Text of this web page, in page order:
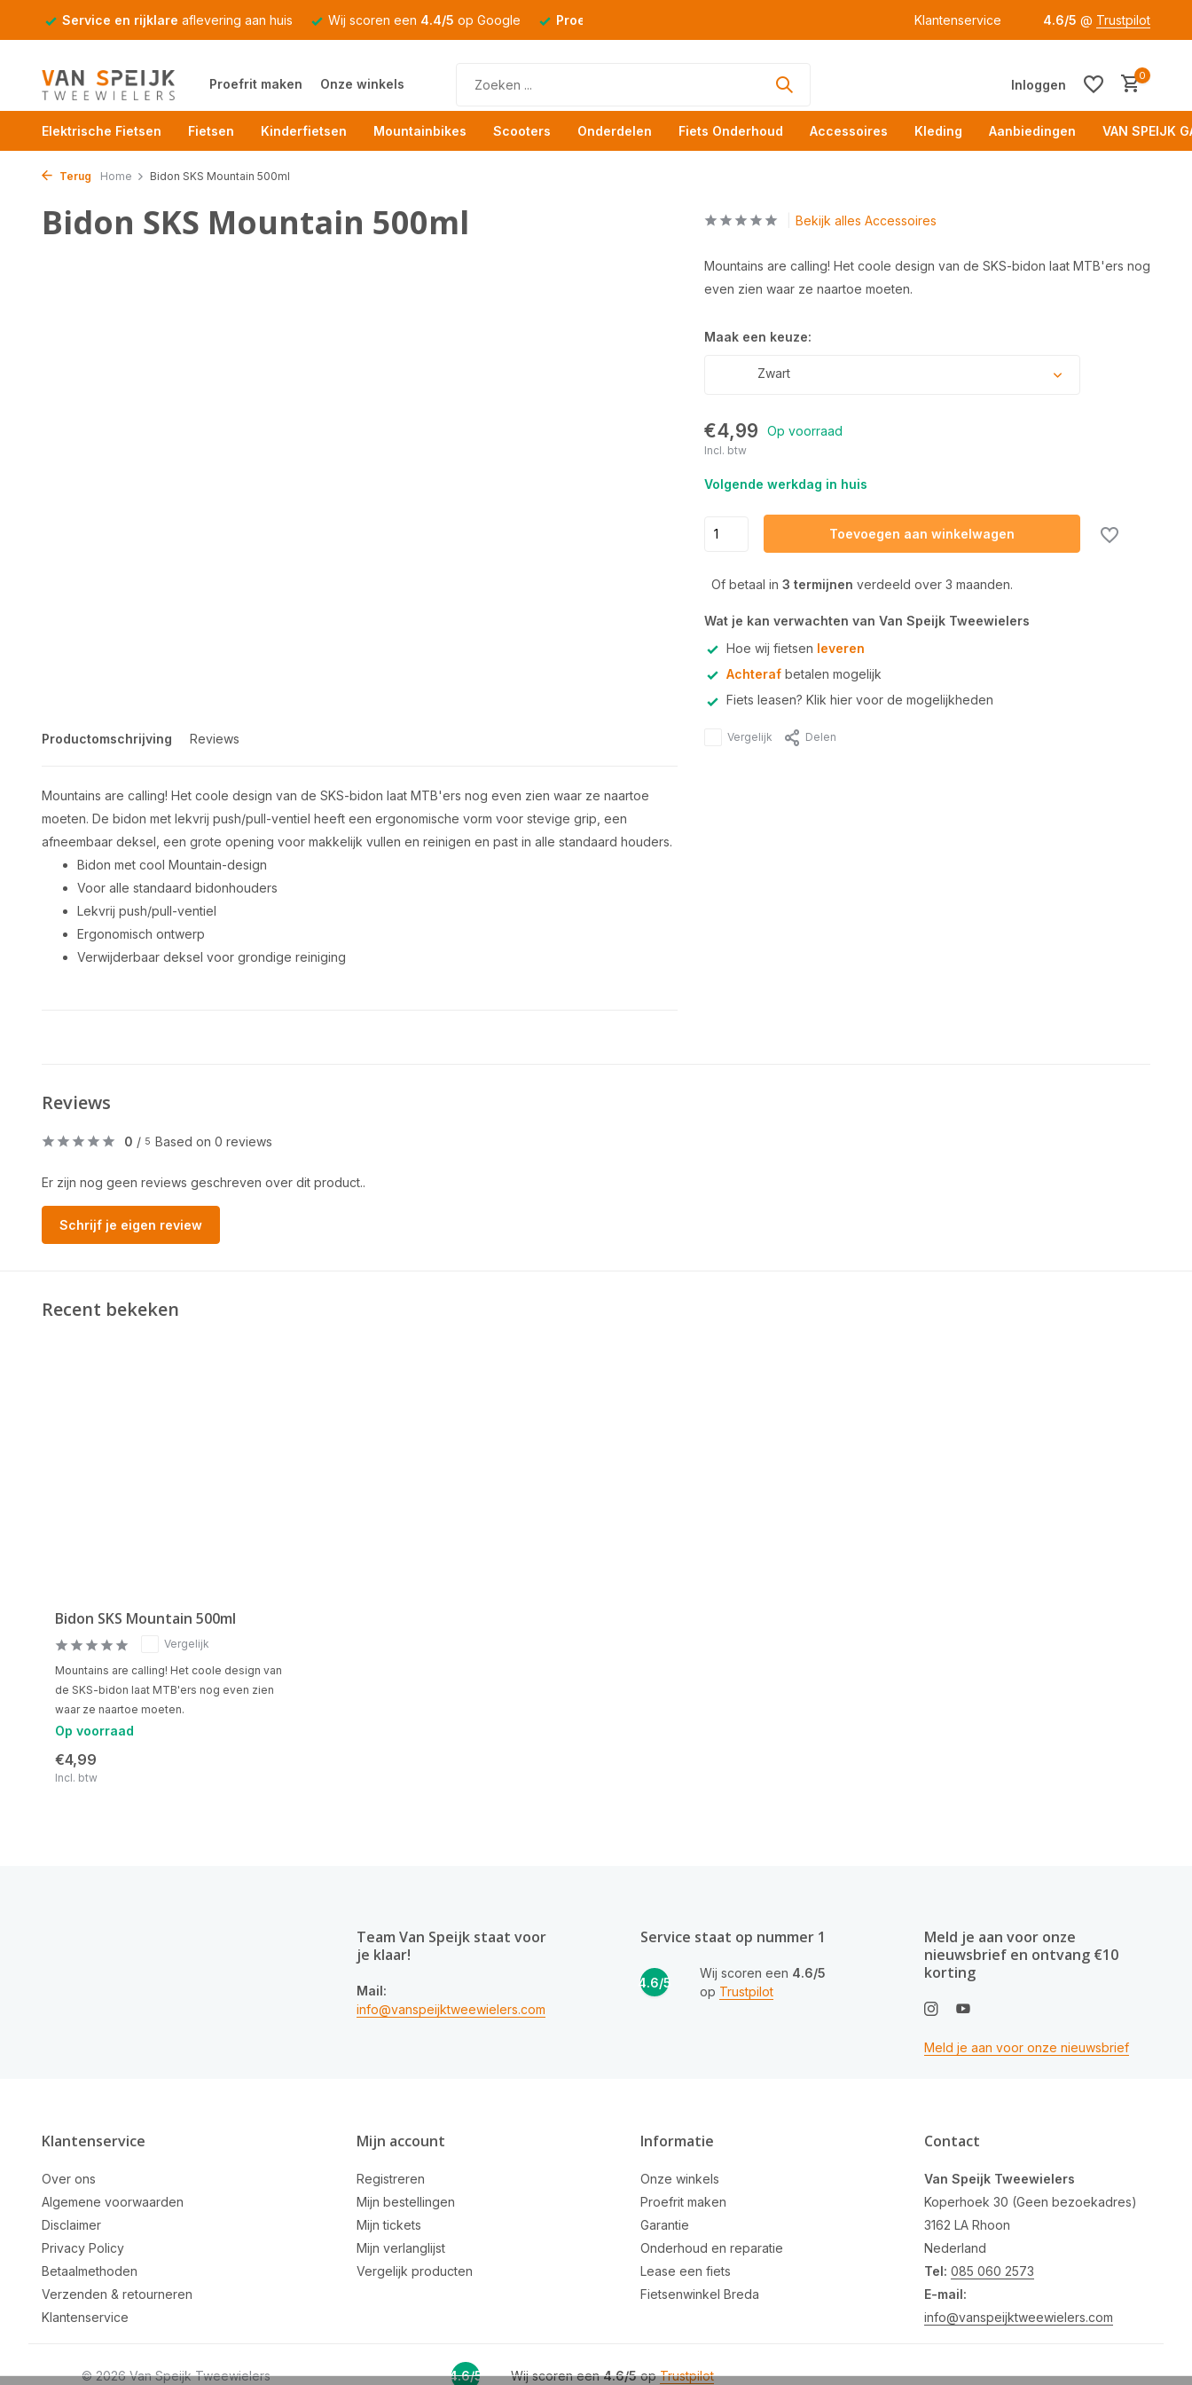
Service en rijklare aflevering aan huis Wij scoren een 4.4/5 op Google Proefrit Klantenservice 4.6/5 @ Trustpilot
Proefrit maken Onze winkels Inloggen
0
Elektrische Fietsen Fietsen Kinderfietsen Mountainbikes Scooters Onderdelen Fiets Onderhoud Accessoires Kleding Aanbiedingen VAN SPEIJK
Terug Home Bidon SKS Mountain 500ml
Bidon SKS Mountain 500ml
Productomschrijving Reviews
Mountains are calling! Het coole design van de SKS-bidon laat MTB'ers nog even zien waar ze naartoe
moeten. De bidon met lekvrij push/pull-ventiel heeft een ergonomische vorm voor stevige grip, een
afneembaar deksel, een grote opening voor makkelijk vullen en reinigen en past in alle standaard houders.
Bidon met cool Mountain-design
Voor alle standaard bidonhouders
Lekvrij push/pull-ventiel
Ergonomisch ontwerp
Verwijderbaar deksel voor grondige reiniging
Bekijk alles Accessoires
Mountains are calling! Het coole design van de SKS-bidon laat MTB'ers nog
even zien waar ze naartoe moeten.
Maak een keuze:
Zwart
€4,99 Op voorraad
Incl. btw
Volgende werkdag in huis
Toevoegen aan winkelwagen
Of betaal in 3 termijnen verdeeld over 3 maanden.
Wat je kan verwachten van Van Speijk Tweewielers
Hoe wij fietsen leveren
Achterafbetalen mogelijk
Fiets leasen? Klik hier voor de mogelijkheden
Vergelijk Delen
Reviews
0 / 5 Based on 0 reviews
Er zijn nog geen reviews geschreven over dit product..
Schrijf je eigen review
Recent bekeken
Bidon SKS Mountain 500ml
Vergelijk
Mountains are calling! Het coole design van
de SKS-bidon laat MTB'ers nog even zien
waar ze naartoe moeten.
Op voorraad
€4,99
Incl. btw
Team Van Speijk staat voor
je klaar!
Mail:
info@vanspeijktweewielers.com
Service staat op nummer 1
4.6/5
Wij scoren een 4.6/5
op Trustpilot
Meld je aan voor onze
nieuwsbrief en ontvang €10
korting
Meld je aan voor onze nieuwsbrief
Klantenservice
Over ons
Algemene voorwaarden
Disclaimer
Privacy Policy
Betaalmethoden
Verzenden & retourneren
Klantenservice
Mijn account
Registreren
Mijn bestellingen
Mijn tickets
Mijn verlanglijst
Vergelijk producten
Informatie
Onze winkels
Proefrit maken
Garantie
Onderhoud en reparatie
Lease een fiets
Fietsenwinkel Breda
Contact
Van Speijk Tweewielers
Koperhoek 30 (Geen bezoekadres)
3162 LA Rhoon
Nederland
Tel: 085 060 2573
E-mail:
info@vanspeijktweewielers.com
© 2026 Van Speijk Tweewielers 4.6/5 Wij scoren een4.6/5opTrustpilot